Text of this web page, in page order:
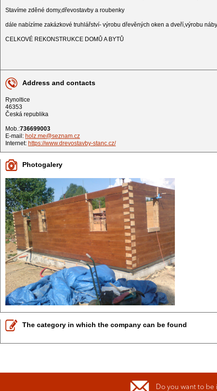
Stavíme zděné domy,dřevostavby a roubenky
dále nabízíme zakázkové truhlářství- výrobu dřevěných oken a dveří,výrobu
CELKOVÉ REKONSTRUKCE DOMŮ A BYTŮ
Address and contacts
Rynoltice
46353
Česká republika
Mob.:736699003
E-mail: holz.me@seznam.cz
Internet: https://www.drevostavby-stanc.cz/
Photogalery
The category in which the company can be found
Do you want to